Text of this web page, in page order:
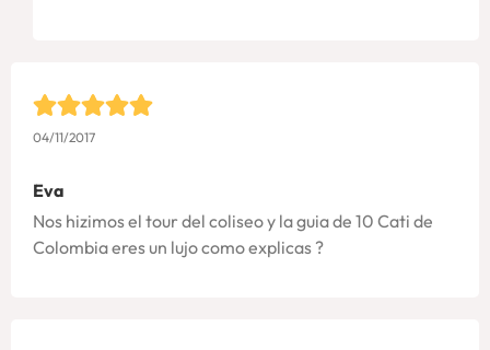
04/11/2017
Eva
Nos hizimos el tour del coliseo y la guia de 10 Cati de
Colombia eres un lujo como explicas ?